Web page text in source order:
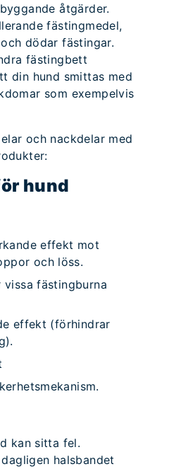
åtgärder.
fästingmedel,
dödar fästingar.
fästingbett
din hund smittas med
som exempelvis
och nackdelar med
hund
effekt mot
och löss.
vissa fästingburna
effekt (förhindrar
kan sitta fel.
halsbandet